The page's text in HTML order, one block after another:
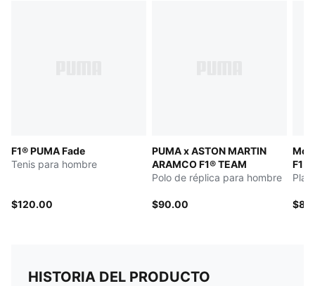
F1® PUMA Fade
Tenis para hombre
$120.00
PUMA x ASTON MARTIN
ARAMCO F1® TEAM
Polo de réplica para hombre
$90.00
F1
HISTORIA DEL PRODUCTO